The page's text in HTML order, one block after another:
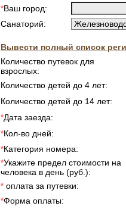
*Ваш город:
Санаторий:
Вывести полный список
Количество путевок для
взрослых:
Количество детей до 4 лет:
Количество детей до 14 лет:
*Дата заезда:
*Кол-во дней:
*Категория номера:
*Укажите предел стоимости на
человека в день (руб.):
* оплата за путевки:
*Форма оплаты: